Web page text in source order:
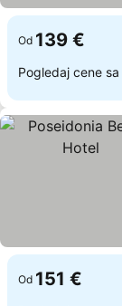
Od 139 €
Pogledaj cene sa
Od 151 €